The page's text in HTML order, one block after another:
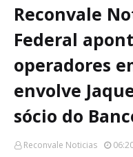
Reconvale
Federal
operadores
envolve
sócio do
Reconvale Noticias